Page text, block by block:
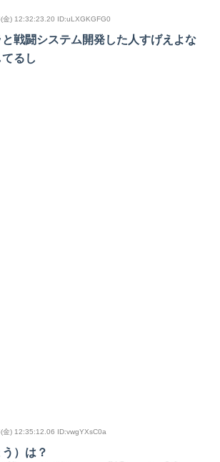
金) 12:32:23.20 ID:uLXGKGFG0
戦闘システム開発した人すげえよな
るし
金) 12:35:12.06 ID:vwgYXsC0a
）は？